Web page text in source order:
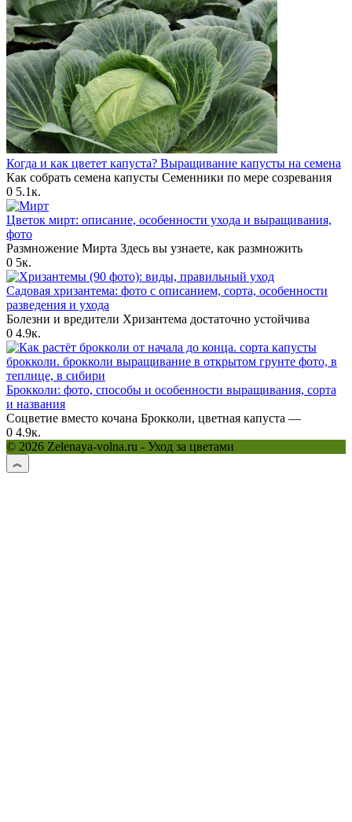
Когда и как цветет капуста? Выращивание капусты на семена
Как собрать семена капусты Семенники по мере созревания
0 5.1к.
Цветок мирт: описание, особенности ухода и выращивания,
фото
Размножение Мирта Здесь вы узнаете, как размножить
0 5к.
Садовая хризантема: фото с описанием, сорта, особенности
разведения и ухода
Болезни и вредители Хризантема достаточно устойчива
0 4.9к.
Брокколи: фото, способы и особенности выращивания, сорта
и названия
Соцветие вместо кочана Брокколи, цветная капуста —
0 4.9к.
© 2026 Zelenaya-volna.ru - Уход за цветами